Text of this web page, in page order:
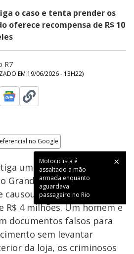
o caso e tenta prender os
oferece recompensa de R$ 10
R7
EM 19/06/2026 - 13H22)
no Google
Motociclista é
assaltado à mão
armada enquanto
aguardava
passageiro no Rio
um assalto a uma
Grande, na zona oeste do
causou um prejuízo
R$ 4 milhões. Um homem e
documentos falsos para
sem levantar
da loja, os criminosos